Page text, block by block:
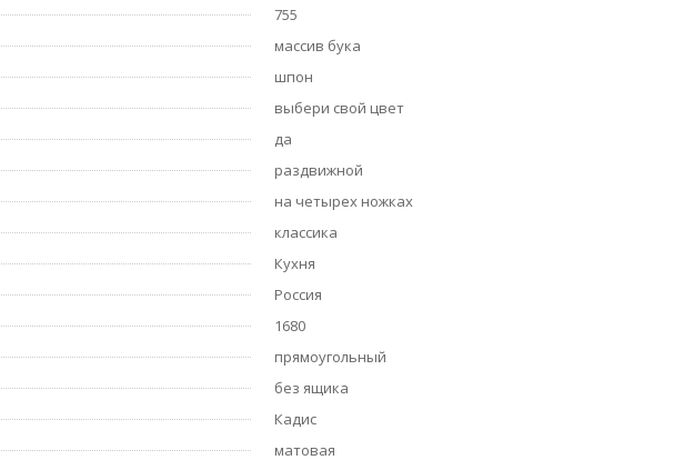
755
массив бука
шпон
выбери свой цвет
да
раздвижной
на четырех ножках
классика
Кухня
Россия
1680
прямоугольный
без ящика
Кадис
матовая